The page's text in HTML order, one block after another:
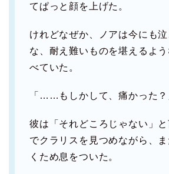
てぱっと顔を上げた。
けれどなぜか、ノアは今にも泣
な、耐え難いものを堪えるよ
べていた。
「……もしかして、痛かった？
彼は「それどころじゃない」
でクラリスを見つめながら、
くため息をついた。